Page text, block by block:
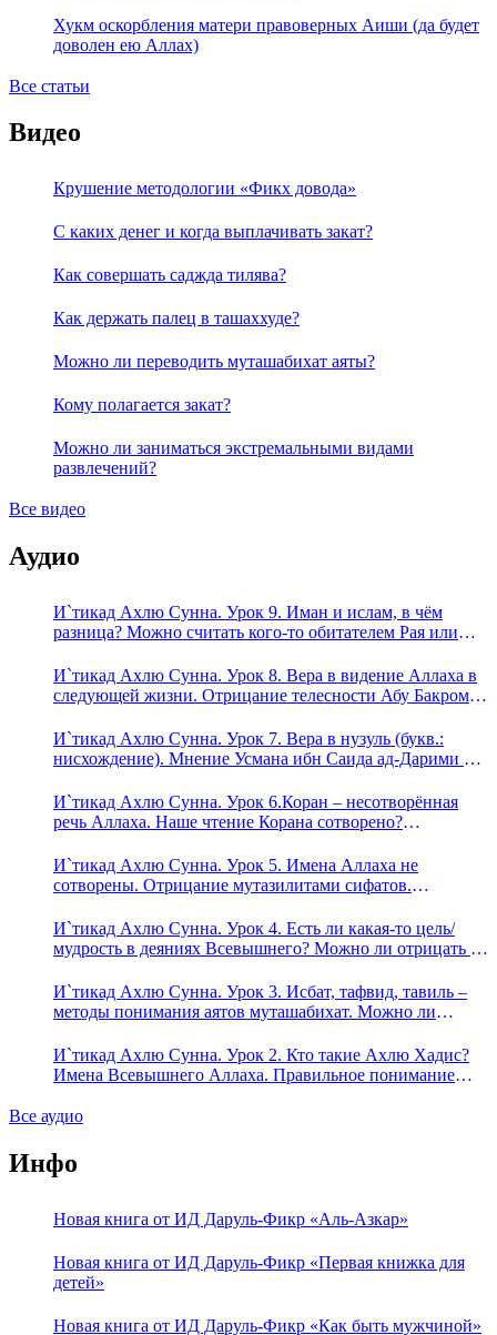
Хукм оскорбления матери правоверных Аиши (да будет
доволен ею Аллах)
Все статьи
Видео
Крушение методологии «Фикх довода»
С каких денег и когда выплачивать закат?
Как совершать саджда тилява?
Как держать палец в ташаххуде?
Можно ли переводить муташабихат аяты?
Кому полагается закат?
Можно ли заниматься экстремальными видами
развлечений?
Все видео
Аудио
И`тикад Ахлю Сунна. Урок 9. Иман и ислам, в чём
разница? Можно считать кого-то обитателем Рая или
И`тикад Ахлю Сунна. Урок 8. Вера в видение Аллаха в
следующей жизни. Отрицание телесности Абу Бакром
ибн Саида ад-Дарими. Иман – это слова, дела и
познание
И`тикад Ахлю Сунна. Урок 7. Вера в нузуль (букв.:
нисхождение). Мнение Усмана ибн Саида ад-Дарими о
физическим движением?
И`тикад Ахлю Сунна. Урок 6.Коран – несотворённая
речь Аллаха. Наше чтение Корана сотворено?
И`тикад Ахлю Сунна. Урок 5. Имена Аллаха не
сотворены. Отрицание мутазилитами сифатов.
И`тикад Ахлю Сунна. Урок 4. Есть ли какая-то цель/
мудрость в деяниях Всевышнего? Можно ли отрицать в
пришло в Коране и Сунне? Концепция ибн Таймийи
И`тикад Ахлю Сунна. Урок 3. Исбат, тафвид, тавиль –
методы понимания аятов муташабихат. Можно ли
означает утверждение сифата «биля кейфа» (без образа)?
И`тикад Ахлю Сунна. Урок 2. Кто такие Ахлю Хадис?
Имена Всевышнего Аллаха. Правильное понимание
Все аудио
Инфо
Новая книга от ИД Даруль-Фикр «Аль-Азкар»
Новая книга от ИД Даруль-Фикр «Первая книжка для
детей»
Новая книга от ИД Даруль-Фикр «Как быть мужчиной»